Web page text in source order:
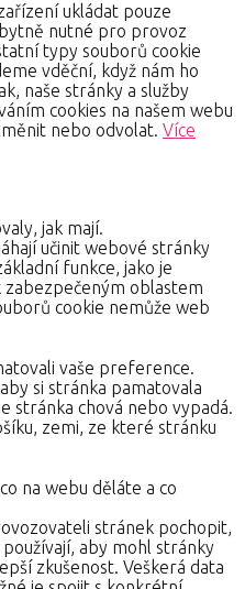
ukládat pouze
nutné pro provoz
typy souborů cookie
vděční, když nám ho
naše stránky a služby
cookies na našem webu
nebo odvolat. Více
jak mají.
učinit webové stránky
funkce, jako je
zabezpečeným oblastem
cookie nemůže web
vaše preference.
si stránka pamatovala
stránka chová nebo vypadá.
zemi, ze které stránku
na webu děláte a co
stránek pochopit,
aby mohl stránky
zkušenost. Veškerá data